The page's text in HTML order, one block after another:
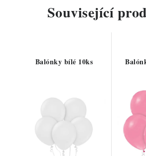
Související
Balónky bílé 10ks